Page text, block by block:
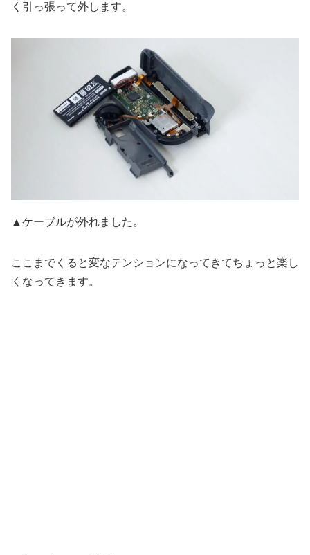
く引っ張って外します。
▲ケーブルが外れました。
ここまでくると変なテンションになってきてちょっと楽し
くなってきます。